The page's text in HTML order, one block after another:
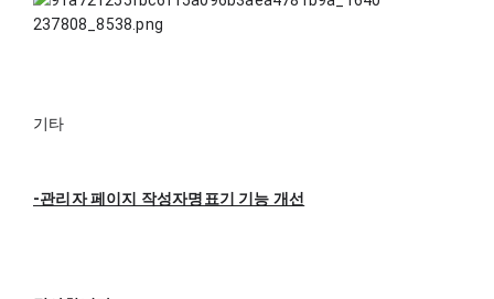
기타
-관리자 페이지 작성자명표기 기능 개선